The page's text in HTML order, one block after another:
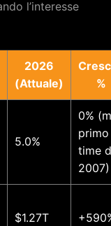
l’interesse
2026
(Attuale)
%
5.0%
0%
primo
time
2007)
$1.27T